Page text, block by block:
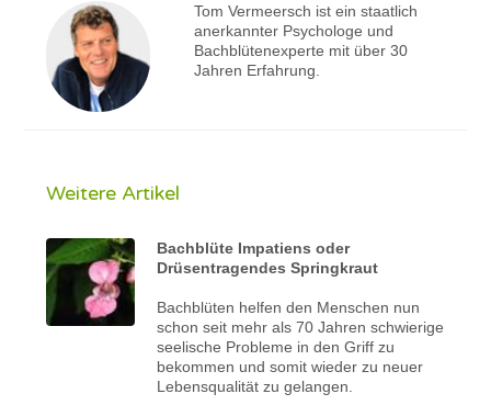
Tom Vermeersch ist ein staatlich
anerkannter Psychologe und
Bachblütenexperte mit über 30
Jahren Erfahrung.
Weitere Artikel
Bachblüte Impatiens oder
Drüsentragendes Springkraut
Bachblüten helfen den Menschen nun
schon seit mehr als 70 Jahren schwierige
seelische Probleme in den Griff zu
bekommen und somit wieder zu neuer
Lebensqualität zu gelangen.